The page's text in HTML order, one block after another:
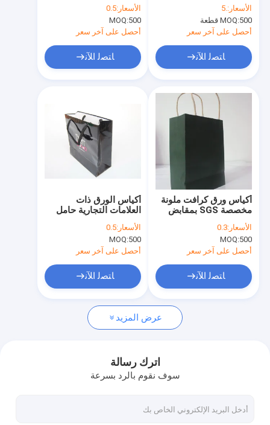
معلومات عنا
جولة في المعمل
مراقبة الجودة
اطلب اقتباس
علب الهدايا من الورق المقوى
أكياس ورقية ذات علامات تجارية
صناديق ورقية صلبة
13.5 سم SGS
الأسعار:0.5
MOQ:500
أحصل على آخر سعر
ﺎﺘﺼﻟ ﺍﻶﻧ
ورق طباعة احباط ختم
الأسعار:.5
MOQ:500 قطعة
أحصل على آخر سعر
ﺎﺘﺼﻟ ﺍﻶﻧ
أكياس الورق ذات
العلامات التجارية حامل
الأزرق الأحمر كرافت
لملابس الزفاف
الأسعار:0.5
MOQ:500
أحصل على آخر سعر
ﺎﺘﺼﻟ ﺍﻶﻧ
أكياس ورق كرافت ملونة
مخصصة SGS بمقابض
بوصة
الأسعار:0.3
MOQ:500
أحصل على آخر سعر
ﺎﺘﺼﻟ ﺍﻶﻧ
عرض المزيد
اترك رسالة
سوف نقوم بالرد بسرعة